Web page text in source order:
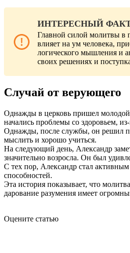
ИНТЕРЕСНЫЙ
Главной силой молитвы в
влияет на ум человека,
логического мышления и
своих решениях и
Случай от верующего
Однажды в церковь пришел молодой
начались проблемы со здоровьем,
Однажды, после службы, он решил
мыслить и хорошо учиться.
На следующий день, Александр
значительно возросла. Он был
С тех пор, Александр стал
способностей.
Эта история показывает, что
дарование разумения имеет
Оцените статью